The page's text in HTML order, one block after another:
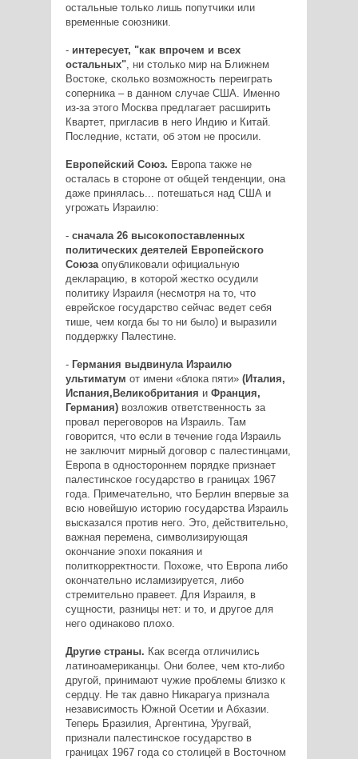
остальные только лишь попутчики или
временные союзники.
- интересует, "как впрочем и всех
остальных", ни столько мир на Ближнем
Востоке, сколько возможность переиграть
соперника – в данном случае США. Именно
из-за этого Москва предлагает расширить
Квартет, пригласив в него Индию и Китай.
Последние, кстати, об этом не просили.
Европейский Союз. Европа также не
осталась в стороне от общей тенденции, она
даже принялась... потешаться над США и
угрожать Израилю:
- сначала 26 высокопоставленных
политических деятелей Европейского
Союза опубликовали официальную
декларацию, в которой жестко осудили
политику Израиля (несмотря на то, что
еврейское государство сейчас ведет себя
тише, чем когда бы то ни было) и выразили
поддержку Палестине.
- Германия выдвинула Израилю
ультиматум от имени «блока пяти» (Италия,
Испания,Великобритания иФранция,
Германия) возложив ответственность за
провал переговоров на Израиль. Там
говорится, что если в течение года Израиль
не заключит мирный договор с палестинцами,
Европа в одностороннем порядке признает
палестинское государство в границах 1967
года. Примечательно, что Берлин впервые за
всю новейшую историю государства Израиль
высказался против него. Это, действительно,
важная перемена, символизирующая
окончание эпохи покаяния и
политкорректности. Похоже, что Европа либо
окончательно исламизируется, либо
стремительно правеет. Для Израиля, в
сущности, разницы нет: и то, и другое для
него одинаково плохо.
Другие страны. Как всегда отличились
латиноамериканцы. Они более, чем кто-либо
другой, принимают чужие проблемы близко к
сердцу. Не так давно Никарагуа признала
независимость Южной Осетии и Абхазии.
Теперь Бразилия, Аргентина, Уругвай,
признали палестинское государство в
границах 1967 года со столицей в Восточном